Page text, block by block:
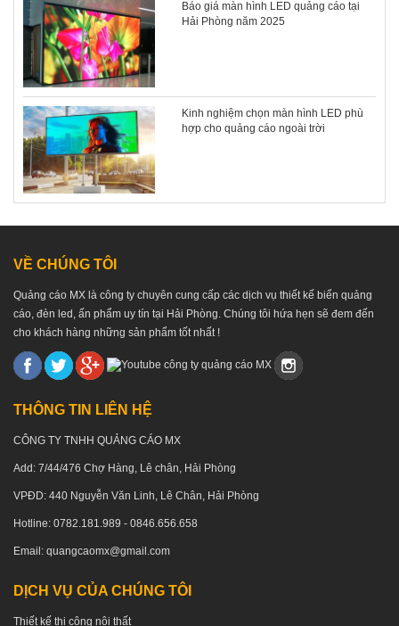
Báo giá màn hình LED quảng cáo tại
Hải Phòng năm 2025
Kinh nghiệm chọn màn hình LED phù
hợp cho quảng cáo ngoài trời
VỀ CHÚNG TÔI
Quảng cáo MX là công ty chuyên cung cấp các dịch vụ thiết kế biển quảng
cáo, đèn led, ấn phẩm uy tín tại Hải Phòng. Chúng tôi hứa hẹn sẽ đem đến
cho khách hàng những sản phẩm tốt nhất !
THÔNG TIN LIÊN HỆ
CÔNG TY TNHH QUẢNG CÁO MX
Add: 7/44/476 Chợ Hàng, Lê chân, Hải Phòng
VPĐD: 440 Nguyễn Văn Linh, Lê Chân, Hải Phòng
Hotline: 0782.181.989 - 0846.656.658
Email: quangcaomx@gmail.com
DỊCH VỤ CỦA CHÚNG TÔI
Thiết kế thi công nội thất